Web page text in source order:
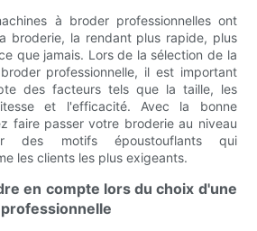
à broder professionnelles ont
broderie, la rendant plus rapide, plus
que jamais. Lors de la sélection de la
professionnelle, il est important
des facteurs tels que la taille, les
et l'efficacité. Avec la bonne
faire passer votre broderie au niveau
des motifs époustouflants qui
les clients les plus exigeants.
en compte lors du choix d'une